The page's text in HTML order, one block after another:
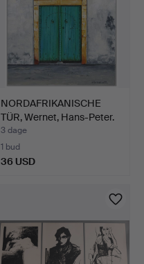
NORDAFRIKANISCHE
TÜR, Wernet, Hans-Peter.
3 dage
1 bud
36 USD